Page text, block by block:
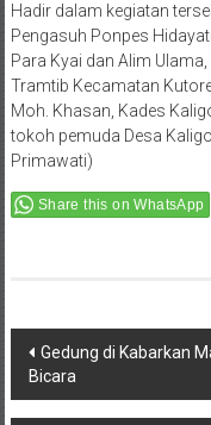
Hadir dalam kegiatan
Pengasuh Ponpes
Para Kyai dan Alim
Tramtib Kecamatan
Moh. Khasan, Kades
tokoh pemuda Desa
Primawati)
Share this on WhatsApp
Post
navigation
Gedung di Kabarkan
Bicara